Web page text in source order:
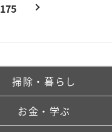
175
掃除・暮らし
お金・学ぶ